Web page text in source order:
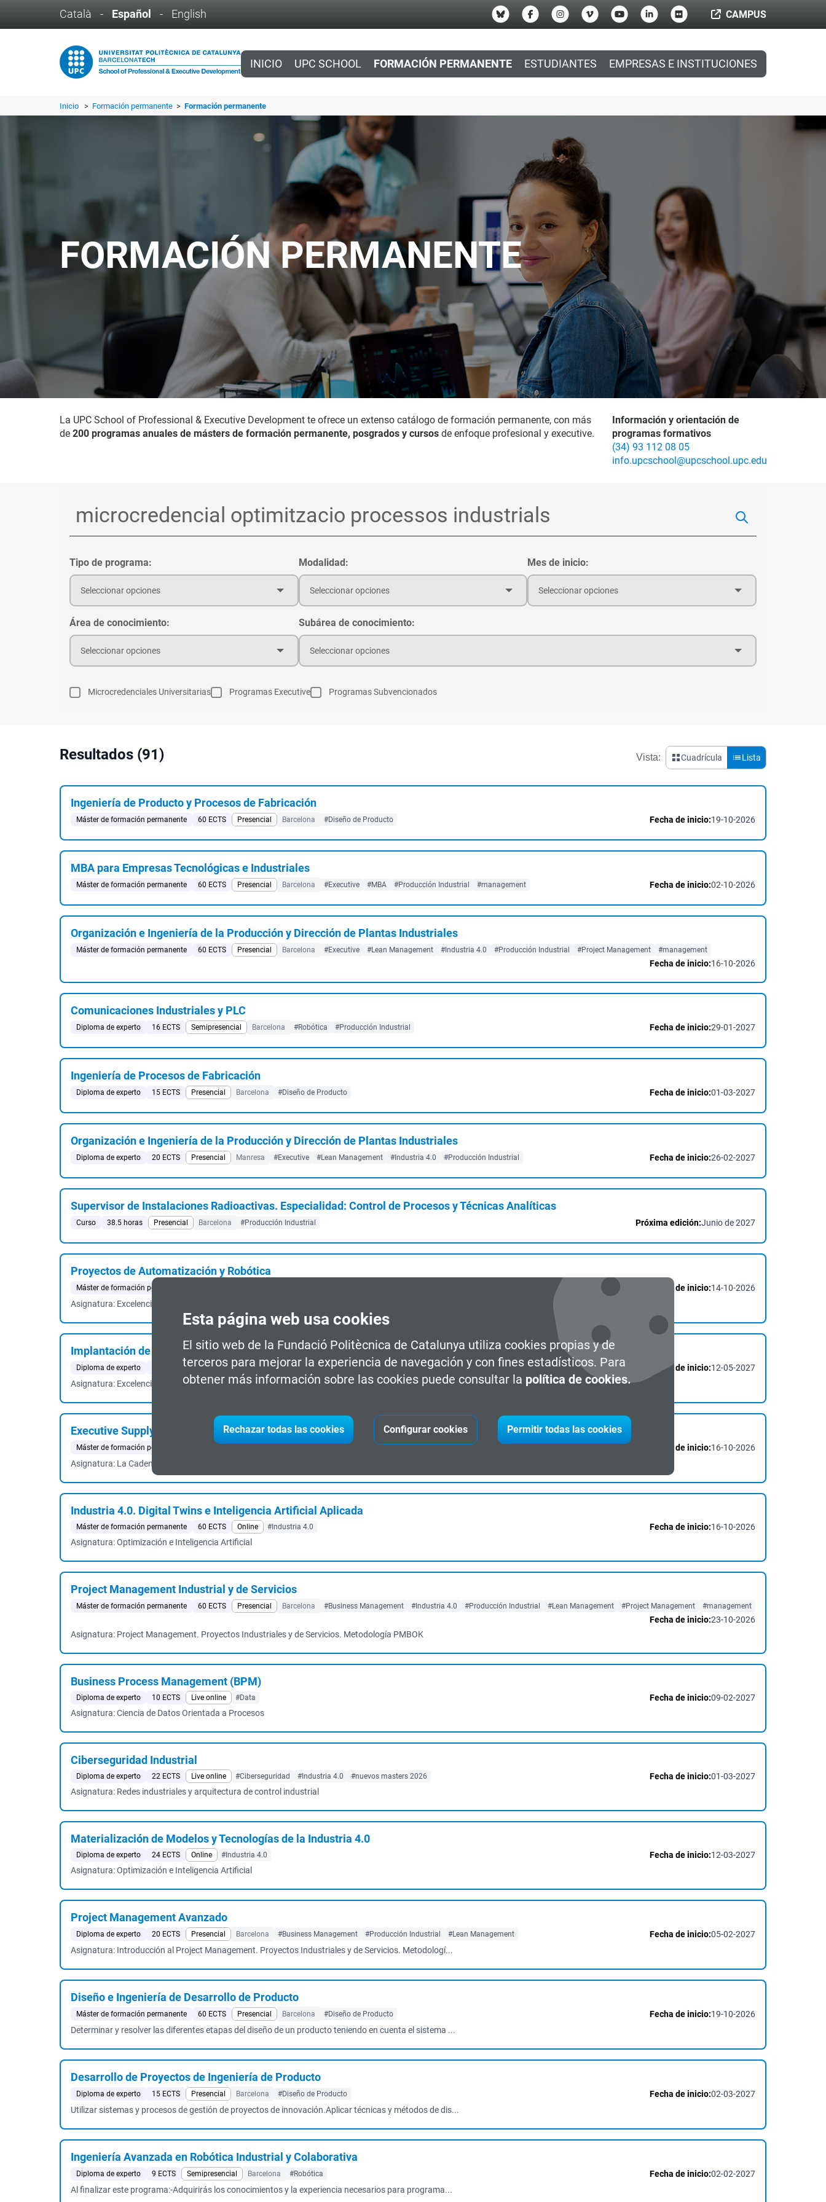
Esta página web usa cookies
El sitio web de la Fundació Politècnica de Catalunya utiliza cookies propias y de
terceros para mejorar la experiencia de navegación y con fines estadísticos. Para
obtener más información sobre las cookies puede consultar la política de cookies.
Rechazar todas las cookies Configurar cookies Permitir todas las cookies
Català - Español - English CAMPUS
INICIO UPC SCHOOL FORMACIÓN PERMANENTE ESTUDIANTES EMPRESAS E INSTITUCIONES
Inicio > Formación permanente > Formación permanente
FORMACIÓN PERMANENTE
La UPC School of Professional & Executive Development te ofrece un extenso catálogo de formación permanente, con más
de 200 programas anuales de másters de formación permanente, posgrados y cursos de enfoque profesional y executive.
Información y orientación de
programas formativos
(34) 93 112 08 05
info.upcschool@upcschool.upc.edu
Tipo de programa:
Seleccionar opciones
Modalidad:
Seleccionar opciones
Mes de inicio:
Seleccionar opciones
Área de conocimiento:
Seleccionar opciones
Subárea de conocimiento:
Seleccionar opciones
Microcredenciales Universitarias Programas Executive Programas Subvencionados
Resultados (91) Vista: Cuadrícula Lista
Ingeniería de Producto y Procesos de Fabricación
Máster de formación permanente 60 ECTS Presencial Barcelona #Diseño de Producto Fecha de inicio:19-10-2026
MBA para Empresas Tecnológicas e Industriales
Máster de formación permanente 60 ECTS Presencial Barcelona #Executive #MBA #Producción Industrial #management Fecha de inicio:02-10-2026
Organización e Ingeniería de la Producción y Dirección de Plantas Industriales
Máster de formación permanente 60 ECTS Presencial Barcelona #Executive #Lean Management #Industria 4.0 #Producción Industrial #Project Management #management
Fecha de inicio:16-10-2026
Comunicaciones Industriales y PLC
Diploma de experto 16 ECTS Semipresencial Barcelona #Robótica #Producción Industrial Fecha de inicio:29-01-2027
Ingeniería de Procesos de Fabricación
Diploma de experto 15 ECTS Presencial Barcelona #Diseño de Producto Fecha de inicio:01-03-2027
Organización e Ingeniería de la Producción y Dirección de Plantas Industriales
Diploma de experto 20 ECTS Presencial Manresa #Executive #Lean Management #Industria 4.0 #Producción Industrial Fecha de inicio:26-02-2027
Supervisor de Instalaciones Radioactivas. Especialidad: Control de Procesos y Técnicas Analíticas
Curso 38.5 horas Presencial Barcelona #Producción Industrial Próxima edición:Junio de 2027
Proyectos de Automatización y Robótica
Máster de formación permanente #Producción Industrial Fecha de inicio:14-10-2026
Asignatura: Excelencia Operativa y Simulación de Procesos Industriales + Intralogística i Almacen...
Implantación de Proyectos de Robotización
Diploma de experto Semipresencial Barcelona #Robótica Fecha de inicio:12-05-2027
Asignatura: Excelencia Operativa y Simulación de Procesos Industriales + Intralogística i Almacen...
Executive Supply Chain Management. Operaciones y Logística
Máster de formación permanente Fecha de inicio:16-10-2026
Asignatura: La Cadena de Suministro en Producción. Ingeniería de Procesos e Ingeniería de Product...
Industria 4.0. Digital Twins e Inteligencia Artificial Aplicada
Máster de formación permanente 60 ECTS Online #Industria 4.0 Fecha de inicio:16-10-2026
Asignatura: Optimización e Inteligencia Artificial
Project Management Industrial y de Servicios
Máster de formación permanente 60 ECTS Presencial Barcelona #Business Management #Industria 4.0 #Producción Industrial #Lean Management #Project Management #management
Fecha de inicio:23-10-2026
Asignatura: Project Management. Proyectos Industriales y de Servicios. Metodología PMBOK
Business Process Management (BPM)
Diploma de experto 10 ECTS Live online #Data Fecha de inicio:09-02-2027
Asignatura: Ciencia de Datos Orientada a Procesos
Ciberseguridad Industrial
Diploma de experto 22 ECTS Live online #Ciberseguridad #Industria 4.0 #nuevos masters 2026 Fecha de inicio:01-03-2027
Asignatura: Redes industriales y arquitectura de control industrial
Materialización de Modelos y Tecnologías de la Industria 4.0
Diploma de experto 24 ECTS Online #Industria 4.0 Fecha de inicio:12-03-2027
Asignatura: Optimización e Inteligencia Artificial
Project Management Avanzado
Diploma de experto 20 ECTS Presencial Barcelona #Business Management #Producción Industrial #Lean Management Fecha de inicio:05-02-2027
Asignatura: Introducción al Project Management. Proyectos Industriales y de Servicios. Metodologí...
Diseño e Ingeniería de Desarrollo de Producto
Máster de formación permanente 60 ECTS Presencial Barcelona #Diseño de Producto Fecha de inicio:19-10-2026
Determinar y resolver las diferentes etapas del diseño de un producto teniendo en cuenta el sistema ...
Desarrollo de Proyectos de Ingeniería de Producto
Diploma de experto 15 ECTS Presencial Barcelona #Diseño de Producto Fecha de inicio:02-03-2027
Utilizar sistemas y procesos de gestión de proyectos de innovación.Aplicar técnicas y métodos de dis...
Ingeniería Avanzada en Robótica Industrial y Colaborativa
Diploma de experto 9 ECTS Semipresencial Barcelona #Robótica Fecha de inicio:02-02-2027
Al finalizar este programa:-Adquirirás los conocimientos y la experiencia necesarios para programa...